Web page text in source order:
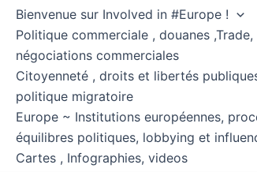
Bienvenue sur Involved in #Europe !
Politique commerciale , douanes ,Trade,
négociations commerciales
Citoyenneté , droits et libertés
politique migratoire
Europe ~ Institutions européennes,
équilibres politiques, lobbying et
Cartes , Infographies, videos